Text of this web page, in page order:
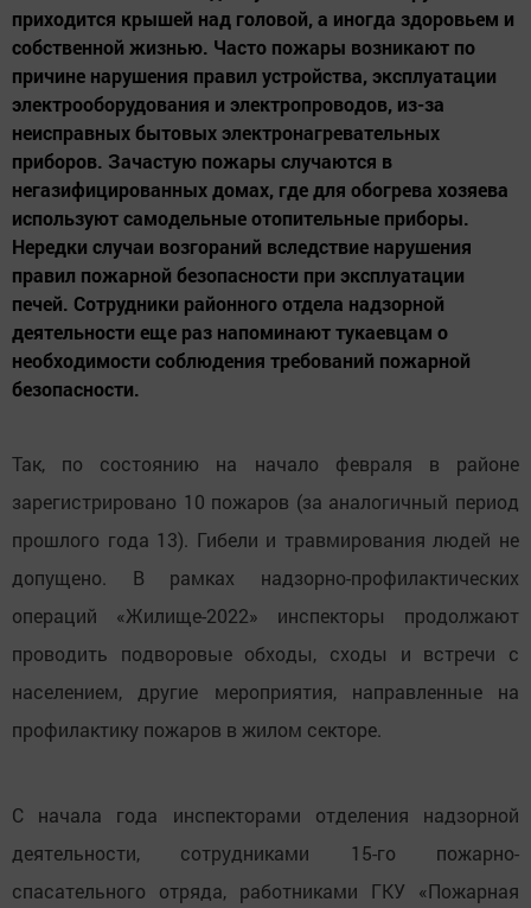
приходится крышей над головой, а иногда здоровьем и
собственной жизнью. Часто пожары возникают по
причине нарушения правил устройства, эксплуатации
электрооборудования и электропроводов, из-за
неисправных бытовых электронагревательных
приборов. Зачастую пожары случаются в
негазифицированных домах, где для обогрева хозяева
используют самодельные отопительные приборы.
Нередки случаи возгораний вследствие нарушения
правил пожарной безопасности при эксплуатации
печей. Сотрудники районного отдела надзорной
деятельности еще раз напоминают тукаевцам о
необходимости соблюдения требований пожарной
безопасности.
Так, по состоянию на начало февраля в районе
зарегистрировано 10 пожаров (за аналогичный период
прошлого года 13). Гибели и травмирования людей не
допущено. В рамках надзорно-профилактических
операций «Жилище-2022» инспекторы продолжают
проводить подворовые обходы, сходы и встречи с
населением, другие мероприятия, направленные на
профилактику пожаров в жилом секторе.
С начала года инспекторами отделения надзорной
деятельности, сотрудниками 15-го пожарно-
спасательного отряда, работниками ГКУ «Пожарная